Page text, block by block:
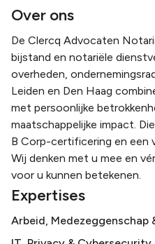
Over ons
De Clercq Advocaten
bijstand en notariële
overheden,
Leiden en Den Haag
met persoonlijke
maatschappelijke impact.
B Corp-certificering en een
Wij denken met u mee en
voor u kunnen betekenen.
Expertises
Arbeid, Medezeggenschap